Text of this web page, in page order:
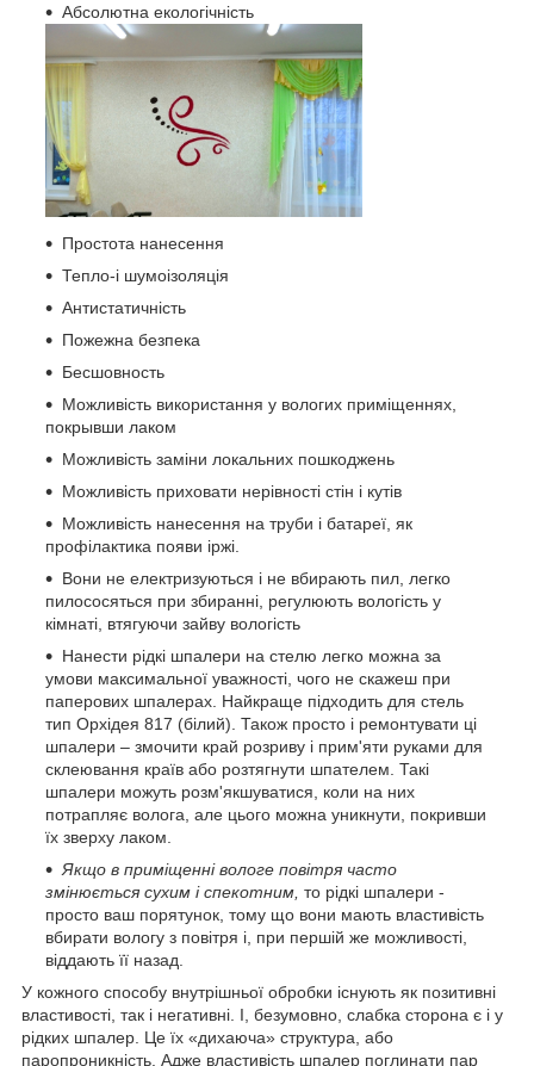
Абсолютна екологічність
Простота нанесення
Тепло-і шумоізоляція
Антистатичність
Пожежна безпека
Бесшовность
Можливість використання у вологих приміщеннях,
покрывши лаком
Можливість заміни локальних пошкоджень
Можливість приховати нерівності стін і кутів
Можливість нанесення на труби і батареї, як
профілактика появи іржі.
Вони не електризуються і не вбирають пил, легко
пилососяться при збиранні, регулюють вологість у
кімнаті, втягуючи зайву вологість
Нанести рідкі шпалери на стелю легко можна за
умови максимальної уважності, чого не скажеш при
паперових шпалерах. Найкраще підходить для стель
тип Орхідея 817 (білий). Також просто і ремонтувати ці
шпалери – змочити край розриву і прим'яти руками для
склеювання країв або розтягнути шпателем. Такі
шпалери можуть розм'якшуватися, коли на них
потрапляє волога, але цього можна уникнути, покривши
їх зверху лаком.
Якщо в приміщенні вологе повітря часто
змінюється сухим і спекотним, то рідкі шпалери -
просто ваш порятунок, тому що вони мають властивість
вбирати вологу з повітря і, при першій же можливості,
віддають її назад.
У кожного способу внутрішньої обробки існують як позитивні
властивості, так і негативні. І, безумовно, слабка сторона є і у
рідких шпалер. Це їх «дихаюча» структура, або
паропроникність. Адже властивість шпалер поглинати пар